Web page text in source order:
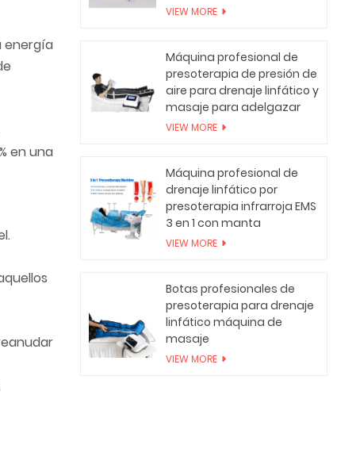
energía
en una
VIEW MORE
Máquina profesional de
presoterapia de presión de
aire para drenaje linfático y
masaje para adelgazar
VIEW MORE
Máquina profesional de
drenaje linfático por
presoterapia infrarroja EMS
3 en 1 con manta
VIEW MORE
Botas profesionales de
presoterapia para drenaje
linfático máquina de
masaje
VIEW MORE